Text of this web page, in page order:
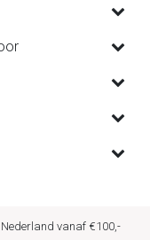
vanaf €100,-